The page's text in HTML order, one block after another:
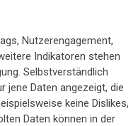
Nutzerengagement,
Indikatoren stehen
Selbstverständlich
jene Daten angezeigt, die
keine Dislikes,
Daten können in der